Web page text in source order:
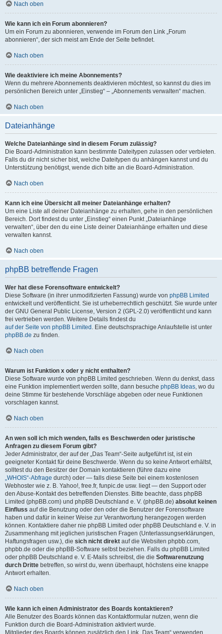
Nach oben
Wie kann ich ein Forum abonnieren?
Um ein Forum zu abonnieren, verwende im Forum den Link „Forum
abonnieren“, der sich meist am Ende der Seite befindet.
Nach oben
Wie deaktiviere ich meine Abonnements?
Wenn du mehrere Abonnements deaktivieren möchtest, so kannst du dies im
persönlichen Bereich unter „Einstieg“ – „Abonnements verwalten“ machen.
Nach oben
Dateianhänge
Welche Dateianhänge sind in diesem Forum zulässig?
Die Board-Administration kann bestimmte Dateitypen zulassen oder verbieten.
Falls du dir nicht sicher bist, welche Dateitypen du anhängen kannst und du
Unterstützung benötigst, wende dich bitte an die Board-Administration.
Nach oben
Kann ich eine Übersicht all meiner Dateianhänge erhalten?
Um eine Liste all deiner Dateianhänge zu erhalten, gehe in den persönlichen
Bereich. Dort findest du unter „Einstieg“ einen Punkt „Dateianhänge
verwalten“, über den du eine Liste deiner Dateianhänge erhalten und diese
verwalten kannst.
Nach oben
phpBB betreffende Fragen
Wer hat diese Forensoftware entwickelt?
Diese Software (in ihrer unmodifizierten Fassung) wurde von phpBB Limited
entwickelt und veröffentlicht. Sie ist urheberrechtlich geschützt. Sie wurde unter
der GNU General Public License, Version 2 (GPL-2.0) veröffentlicht und kann
frei vertrieben werden. Weitere Details findest du
auf der Seite von phpBB Limited . Eine deutschsprachige Anlaufstelle ist unter
phpBB.de zu finden.
Nach oben
Warum ist Funktion x oder y nicht enthalten?
Diese Software wurde von phpBB Limited geschrieben. Wenn du denkst, dass
eine Funktion implementiert werden sollte, dann besuche phpBB Ideas, wo du
deine Stimme für bestehende Vorschläge abgeben oder neue Funktionen
vorschlagen kannst.
Nach oben
An wen soll ich mich wenden, falls es Beschwerden oder juristische
Anfragen zu diesem Forum gibt?
Jeder Administrator, der auf der „Das Team“-Seite aufgeführt ist, ist ein
geeigneter Kontakt für deine Beschwerde. Wenn du so keine Antwort erhältst,
solltest du den Besitzer der Domain kontaktieren (führe dazu eine
„WHOIS“-Abfrage durch) oder — falls diese Seite bei einem kostenlosen
Webhoster wie z. B. Yahoo!, free.fr, funpic.de usw. liegt — den Support oder
den Abuse-Kontakt des betreffenden Dienstes. Bitte beachte, dass phpBB
Limited (phpBB.com) und phpBB Deutschland e. V. (phpBB.de) absolut keinen
Einfluss auf die Benutzung oder den oder die Benutzer der Forensoftware
haben und dafür in keiner Weise zur Verantwortung herangezogen werden
können. Kontaktiere daher nie phpBB Limited oder phpBB Deutschland e. V. in
Zusammenhang mit jeglichen juristischen Fragen (Unterlassungserklärungen,
Haftungsfragen usw.), die sich nicht direkt auf die Websiten phpbb.com,
phpbb.de oder die phpBB-Software selbst beziehen. Falls du phpBB Limited
oder phpBB Deutschland e. V. E-Mails schreibst, die die Softwarenutzung
durch Dritte betreffen, so wirst du, wenn überhaupt, höchstens eine knappe
Antwort erhalten.
Nach oben
Wie kann ich einen Administrator des Boards kontaktieren?
Alle Benutzer des Boards können das Kontaktformular nutzen, wenn die
Funktion durch die Board-Administration aktiviert wurde.
Mitglieder des Boards können zusätzlich den Link „Das Team“ verwenden.